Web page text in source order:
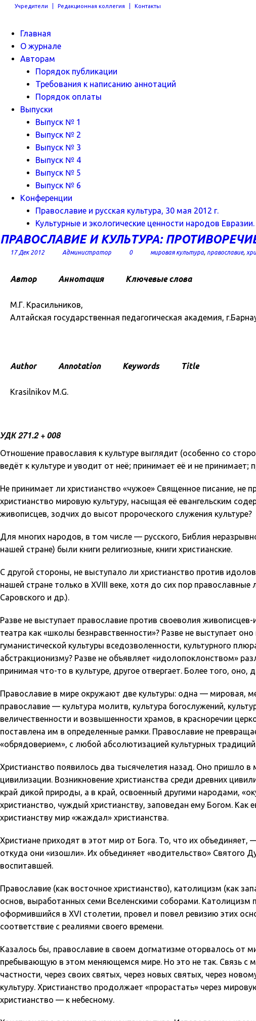
Учредители Редакционная коллегия Контакты
Главная
О журнале
Авторам
Порядок публикации
Требования к написанию аннотаций
Порядок оплаты
Выпуски
Выпуск № 1
Выпуск № 2
Выпуск № 3
Выпуск № 4
Выпуск № 5
Выпуск № 6
Конференции
Православие и русская культура, 30 мая 2012 г.
Культурные и экологические ценности народов
ПРАВОСЛАВИЕ И КУЛЬТУРА:
17 Дек 2012 Администратор 0 мировая культура, православие,
Автор Аннотация Ключевые слова
М.Г. Красильников,
Алтайская государственная педагогическая академия,
Author Annotation Keywords Title
Krasilnikov M.G.
УДК 271.2 + 008
Отношение православия к культуре выглядит (особенно со
ведёт к культуре и уводит от неё; принимает её и не
Не принимает ли христианство «чужое» Священное писание, не
христианство мировую культуру, насыщая её евангельским
живописцев, зодчих до высот пророческого служения культуре?
Для многих народов, в том числе — русского, Библия
нашей стране) были книги религиозные, книги христианские.
С другой стороны, не выступало ли христианство против
нашей стране только в XVIII веке, хотя до сих пор
Саровского и др.).
Разве не выступает православие против своеволия
театра как «школы безнравственности»? Разве не выступает
гуманистической культуры вседозволенности, культурного
абстракционизму? Разве не объявляет «идолопоклонством»
принимая что-то в культуре, другое отвергает. Более того,
Православие в мире окружают две культуры: одна — мировая,
православие — культура молитв, культура богослужений,
величественности и возвышенности храмов, в красноречии
поставлена им в определенные рамки. Православие не
«обрядоверием», с любой абсолютизацией культурных
Христианство появилось два тысячелетия назад. Оно пришло
цивилизации. Возникновение христианства среди древних
край дикой природы, а в край, освоенный другими народами,
христианство, чуждый христианству, заповедан ему Богом.
христианству мир «жаждал» христианства.
Христиане приходят в этот мир от Бога. То, что их объединяет,
откуда они «изошли». Их объединяет «водительство»
воспитавшей.
Православие (как восточное христианство), католицизм (как
основ, выработанных семи Вселенскими соборами.
оформившийся в XVI столетии, провел и повел ревизию этих
соответствие с реалиями своего времени.
Казалось бы, православие в своем догматизме оторвалось от
пребывающую в этом меняющемся мире. Но это не так. Связь с
частности, через своих святых, через новых святых, через
культуру. Христианство продолжает «прорастать» через
христианство — к небесному.